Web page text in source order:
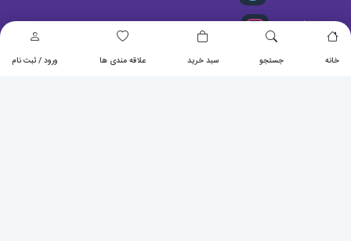
خانه جستجو سبد خرید علاقه مندی ها ورود / ثبت نام
پیج ساعت